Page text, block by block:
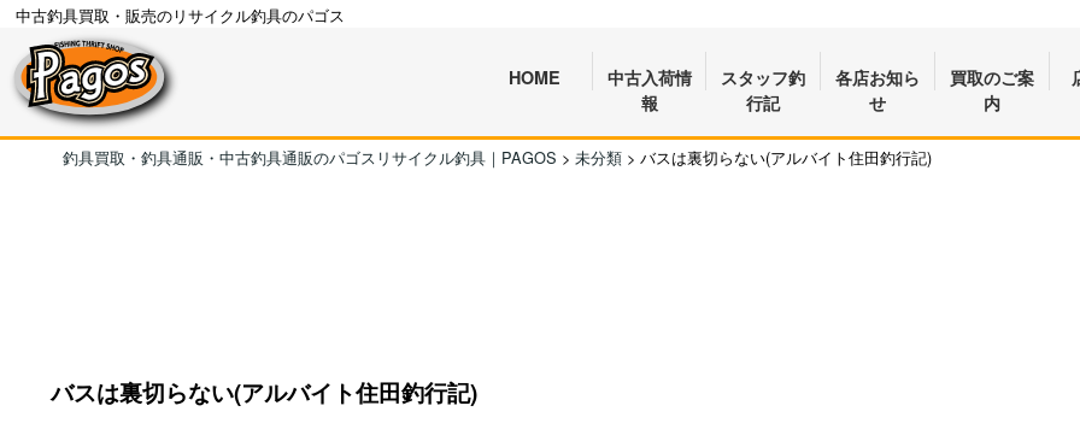
中古釣具買取・販売のリサイクル釣具のパゴス
HOME
中古入荷情
報
スタッフ釣
行記
各店お知ら
せ
買取のご案
内
釣具買取・釣具通販・中古釣具通販のパゴスリサイクル釣具｜PAGOS > 未分類 > バスは裏切らない(アルバイト住田釣行記)
バスは裏切らない(アルバイト住田釣行記)